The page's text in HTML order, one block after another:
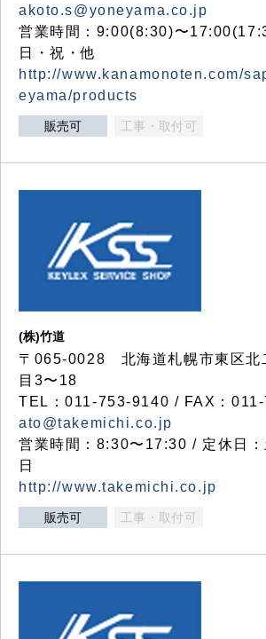
akoto.s@yoneyama.co.jp
営業時間：9:00(8:30)〜
日・祝・他
http://www.kanamonoten.com/
eyama/products
販売可 工事・取付可
(株)竹道
〒065-0028 北海道札幌市東区北
目3〜18
TEL：011-753-9140 / FAX：
ato@takemichi.co.jp
営業時間：8:30〜17:30 / 定休日：
日
http://www.takemichi.co.jp
販売可 工事・取付可